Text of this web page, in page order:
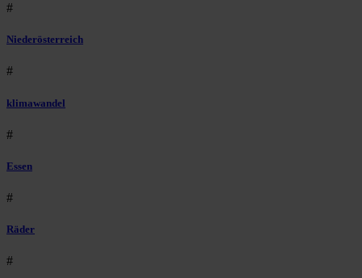
#
Niederösterreich
#
klimawandel
#
Essen
#
Räder
#